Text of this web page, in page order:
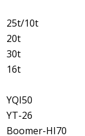
25t/10t
20t
30t
16t
YQI50
YT-26
Boomer-HI70